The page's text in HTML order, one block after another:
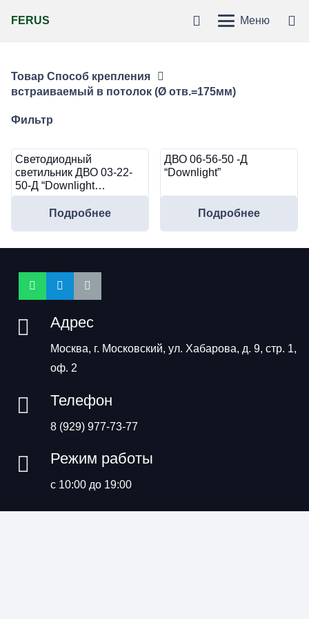
FERUS Меню
Товар Способ крепления
встраиваемый в потолок (Ø отв.=175мм)
Фильтр
Светодиодный
светильник ДВО 03-22-
50-Д “Downlight…
Подробнее
ДВО 06-56-50 -Д
“Downlight”
Подробнее
Адрес
Москва, г. Московский, ул. Хабарова, д. 9, стр. 1,
оф. 2
Телефон
8 (929) 977-73-77
Режим работы
с 10:00 до 19:00